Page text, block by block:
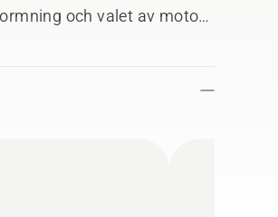
och valet av motor